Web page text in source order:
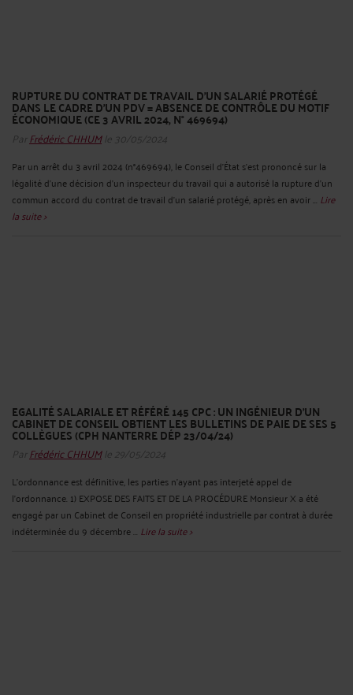
RUPTURE DU CONTRAT DE TRAVAIL D’UN SALARIÉ PROTÉGÉ
DANS LE CADRE D’UN PDV = ABSENCE DE CONTRÔLE DU MOTIF
ÉCONOMIQUE (CE 3 AVRIL 2024, N° 469694)
Par Frédéric CHHUMle 30/05/2024
Par un arrêt du 3 avril 2024 (n°469694), le Conseil d’État s’est prononcé sur la
légalité d’une décision d’un inspecteur du travail qui a autorisé la rupture d’un
commun accord du contrat de travail d’un salarié protégé, après en avoir ... Lire
la suite >
EGALITÉ SALARIALE ET RÉFÉRÉ 145 CPC : UN INGÉNIEUR D'UN
CABINET DE CONSEIL OBTIENT LES BULLETINS DE PAIE DE SES 5
COLLÈGUES (CPH NANTERRE DÉP 23/04/24)
Par Frédéric CHHUMle 29/05/2024
L’ordonnance est définitive, les parties n’ayant pas interjeté appel de
l’ordonnance. 1) EXPOSE DES FAITS ET DE LA PROCÉDURE Monsieur X a été
engagé par un Cabinet de Conseil en propriété industrielle par contrat à durée
indéterminée du 9 décembre ... Lire la suite >